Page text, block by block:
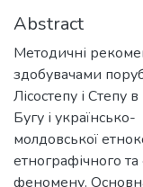
Abstract
Методичні
здобувачами
Лісостепу і Степу
Бугу і українсько-
молдовської
етнографічного
феномену. Основна